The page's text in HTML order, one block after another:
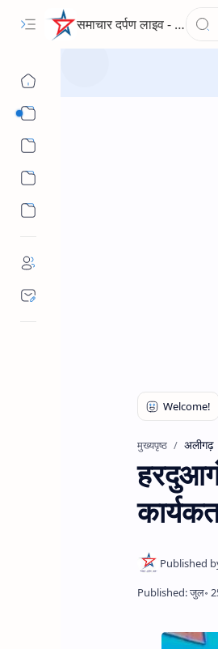
समाचार दर्पण लाइव - द न्यूज पोर्टल
मुख्यपृष्ठ अलीगढ़